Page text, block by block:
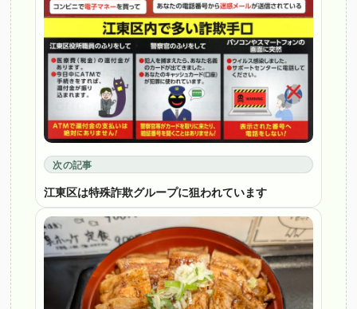
次の記事
江東区は特殊詐欺グループに狙われています